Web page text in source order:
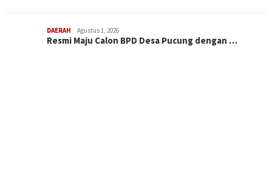
DAERAH Agustus 1, 2026
Resmi Maju Calon BPD Desa Pucung dengan …